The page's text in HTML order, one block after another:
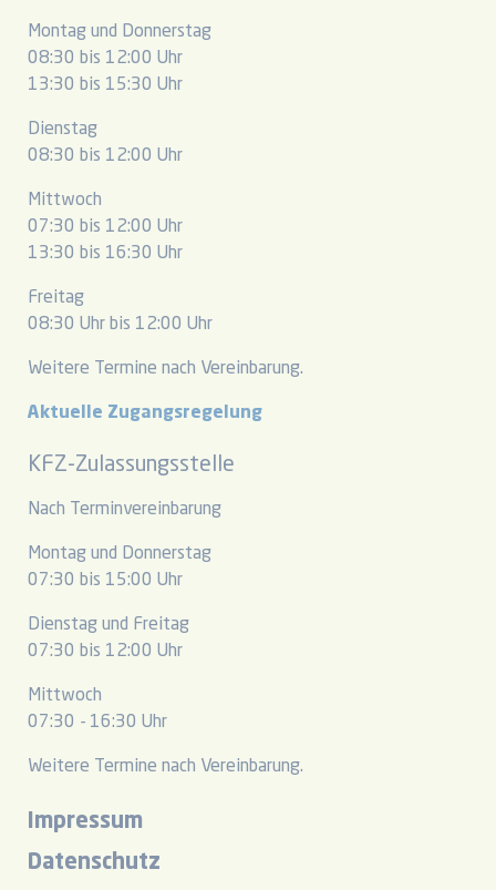
Montag und Donnerstag
08:30 bis 12:00 Uhr
13:30 bis 15:30 Uhr
Dienstag
08:30 bis 12:00 Uhr
Mittwoch
07:30 bis 12:00 Uhr
13:30 bis 16:30 Uhr
Freitag
08:30 Uhr bis 12:00 Uhr
Weitere Termine nach Vereinbarung.
Aktuelle Zugangsregelung
KFZ-Zulassungsstelle
Nach Terminvereinbarung
Montag und Donnerstag
07:30 bis 15:00 Uhr
Dienstag und Freitag
07:30 bis 12:00 Uhr
Mittwoch
07:30 - 16:30 Uhr
Weitere Termine nach Vereinbarung.
Impressum
Datenschutz